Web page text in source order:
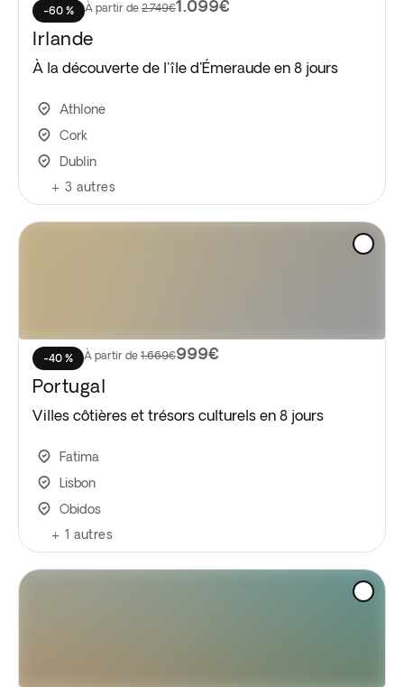
-60 % À partir de 2.749€1.099€
Irlande
À la découverte de l'île d'Émeraude en 8 jours
Athlone
Cork
Dublin
+ 3 autres
-40 % À partir de 1.669€999€
Portugal
Villes côtières et trésors culturels en 8 jours
Fatima
Lisbon
Obidos
+ 1 autres